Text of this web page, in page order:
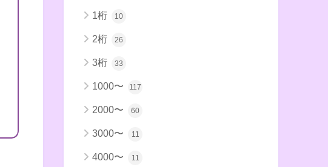
1桁 10
2桁 26
3桁 33
1000〜 117
2000〜 60
3000〜 11
4000〜 11